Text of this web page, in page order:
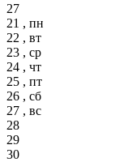
27
21 , пн
22 , вт
23 , ср
24 , чт
25 , пт
26 , сб
27 , вс
28
29
30